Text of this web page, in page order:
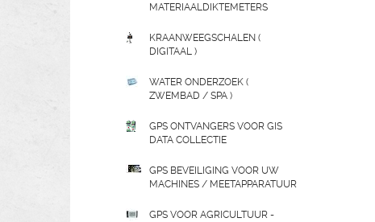
MATERIAALDIKTEMETERS
KRAANWEEGSCHALEN (
DIGITAAL )
WATER ONDERZOEK (
ZWEMBAD / SPA )
GPS ONTVANGERS VOOR GIS
DATA COLLECTIE
GPS BEVEILIGING VOOR UW
MACHINES / MEETAPPARATUUR
GPS VOOR AGRICULTUUR -